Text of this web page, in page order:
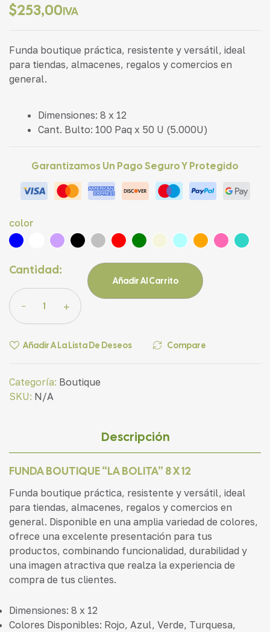
$253,00IVA
Funda boutique práctica, resistente y versátil, ideal
para tiendas, almacenes, regalos y comercios en
general.
Dimensiones: 8 x 12
Cant. Bulto: 100 Paq x 50 U (5.000U)
Garantizamos Un Pago Seguro Y Protegido
color
Cantidad:
Añadir Al Carrito
Añadir A La Lista De Deseos Compare
Categoría: Boutique
SKU: N/A
Descripción
FUNDA BOUTIQUE “LA BOLITA” 8 X 12
Funda boutique práctica, resistente y versátil, ideal
para tiendas, almacenes, regalos y comercios en
general. Disponible en una amplia variedad de colores,
ofrece una excelente presentación para tus
productos, combinando funcionalidad, durabilidad y
una imagen atractiva que realza la experiencia de
compra de tus clientes.
Dimensiones: 8 x 12
Colores Disponibles: Rojo, Azul, Verde, Turquesa,